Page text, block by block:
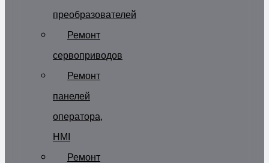
преобразователей
Ремонт
сервоприводов
Ремонт
панелей
оператора,
HMI
Ремонт